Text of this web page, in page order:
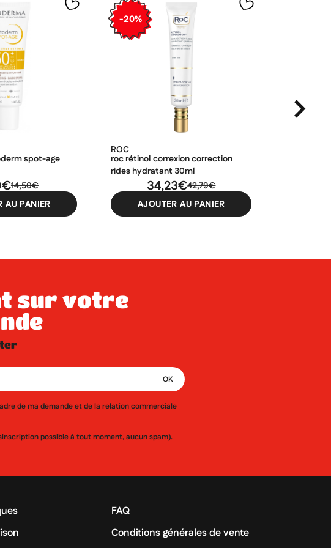
spot-age
14,50€
AU PANIER
-20%
ROC
roc rétinol correxion correction
rides hydratant 30ml
42,79€
34,23€
AJOUTER AU PANIER
de ma demande et de la relation commerciale
possible à tout moment, aucun spam).
FAQ
Conditions générales de vente